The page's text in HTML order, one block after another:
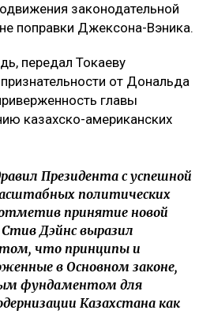
законодательной
поправки Джексона-Вэника.
передал Токаеву
от Дональда
главы
казахско-американских
Президента с успешной
политических
принятие новой
Дэйнс выразил
том, что принципы и
в Основном законе,
фундаментом для
Казахстана как